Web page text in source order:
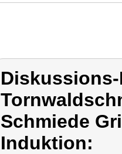
Schmiede
Induktion: